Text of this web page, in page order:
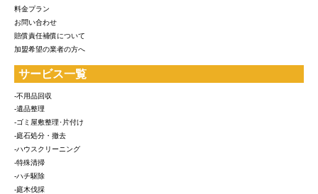
料金プラン
お問い合わせ
賠償責任補償について
加盟希望の業者の方へ
サービス一覧
-不用品回収
-遺品整理
-ゴミ屋敷整理･片付け
-庭石処分・撤去
-ハウスクリーニング
-特殊清掃
-ハチ駆除
-庭木伐採